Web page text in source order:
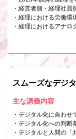
経営者側・経理社員
経理における労働環
経理におけるアナロ
スムーズなデジ
主な講義内容
デジタル化に合わせ
デジタル化への判断
デジタルと人間の「